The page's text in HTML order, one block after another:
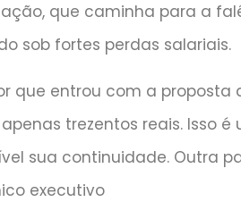
que caminha para a
sob fortes perdas salariais.
que entrou com a proposta
trezentos reais. Isso é
sua continuidade. Outra
executivo